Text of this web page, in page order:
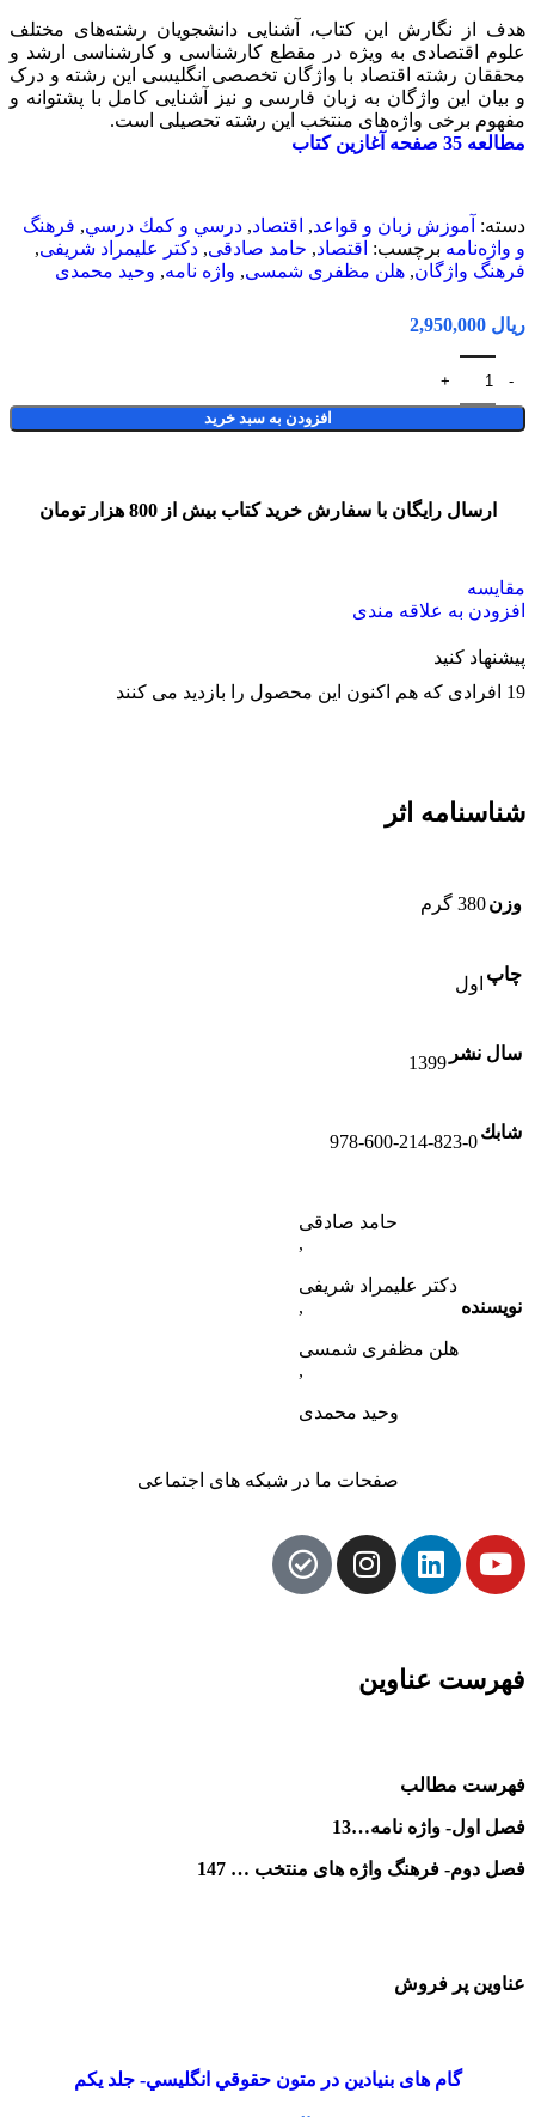
هدف از نگارش این کتاب، آشنایی دانشجویان رشته‌های مختلف
علوم اقتصادی به ویژه در مقطع کارشناسی و کارشناسی ارشد و
محققان رشته اقتصاد با واژگان تخصصی انگلیسی این رشته و درک
و بیان این واژگان به زبان فارسی و نیز آشنایی کامل با پشتوانه و
مفهوم برخی واژه‌های منتخب این رشته تحصیلی است.
مطالعه 35 صفحه آغازین کتاب
دسته: آموزش زبان و قواعد, اقتصاد, درسي و كمك درسي, فرهنگ
و واژه‌نامه برچسب: اقتصاد, حامد صادقی, دکتر علیمراد شریفی,
فرهنگ واژگان, هلن مظفری شمسی, واژه نامه, وحید محمدی
ریال
افزودن به سبد خرید
ارسال رایگان با سفارش خرید کتاب بیش از 800 هزار تومان
مقایسه
افزودن به علاقه مندی
پیشنهاد کنید
19 افرادی که هم اکنون این محصول را بازدید می کنند
فهرست عناوین
فهرست مطالب
فصل اول- واژه نامه…13
فصل دوم- فرهنگ واژه های منتخب … 147
شناسنامه اثر
وزن380 گرم
چاپ اول
سال نشر 1399
شابك978-600-214-823-0
نویسنده
حامد صادقی
,
دکتر علیمراد شریفی
,
هلن مظفری شمسی
,
وحید محمدی
صفحات ما در شبکه های اجتماعی
عناوین پر فروش
گام های بنیادین در متون حقوقي انگليسي- جلد يكم